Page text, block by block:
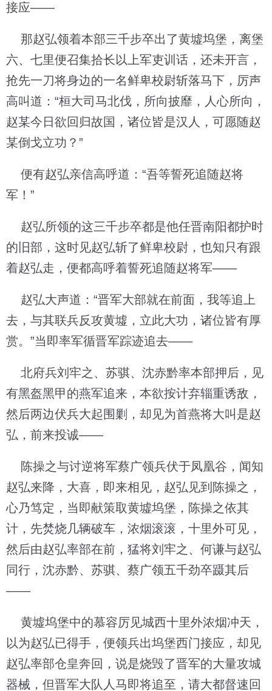
接应——
那赵弘领着本部三千步卒出了黄墟坞堡，离堡
六、七里便召集拾长以上军吏训话，还未开言，
抢先一刀将身边的一名鲜卑校尉斩落马下，厉声
高叫道：“桓大司马北伐，所向披靡，人心所向，
赵某今日欲回归故国，诸位皆是汉人，可愿随赵
某倒戈立功？”
便有赵弘亲信高呼道：“吾等誓死追随赵将
军！”
赵弘所领的这三千步卒都是他任晋南阳都护时
的旧部，这时见赵弘斩了鲜卑校尉，也知只有跟
着赵弘走，便都高呼着誓死追随赵将军——
赵弘大声道：“晋军大部就在前面，我等追上
去，与其联兵反攻黄墟，立此大功，诸位皆有厚
赏。”当即率军循晋军踪迹追去——
北府兵刘牢之、苏骐、沈赤黔率本部押后，见
有黑盔黑甲的燕军追来，本欲按计弃辎重诱敌，
然后两边伏兵大起围剿，却见为首燕将大叫是赵
弘，前来投诚——
陈操之与讨逆将军蔡广领兵伏于凤凰谷，闻知
赵弘来降，大喜，即来相见，赵弘见到陈操之，
心乃笃定，当即献策取黄墟坞堡，陈操之依其
计，先焚烧几辆破车，浓烟滚滚，十里外可见，
然后由赵弘率部在前，猛将刘牢之、何谦与赵弘
同行，沈赤黔、苏骐、蔡广领五千劲卒蹑其后
——
黄墟坞堡中的慕容厉见城西十里外浓烟冲天，
以为赵弘已得手，便领兵出坞堡西门接应，却见
赵弘率部仓皇奔回，说是烧毁了晋军的大量攻城
器械，但晋军大队人马即将追至，请大都督速回